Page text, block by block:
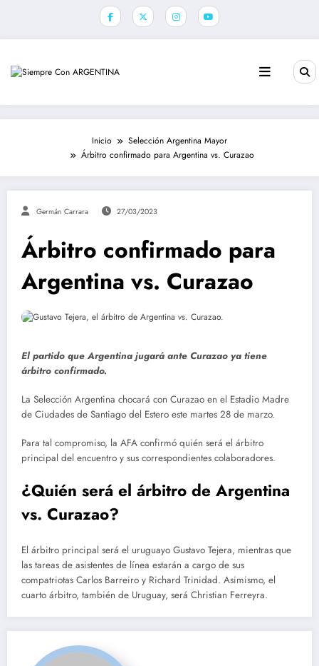
Inicio
Selección Argentina Mayor
Árbitro confirmado para Argentina vs. Curazao
Germán Carrara 27/03/2023
Árbitro confirmado para
Argentina vs. Curazao
El partido que Argentina jugará ante Curazao ya tiene
árbitro confirmado.
La Selección Argentina chocará con Curazao en el Estadio Madre
de Ciudades de Santiago del Estero este martes 28 de marzo.
Para tal compromiso, la AFA confirmó quién será el árbitro
principal del encuentro y sus correspondientes colaboradores.
¿Quién será el árbitro de Argentina
vs. Curazao?
El árbitro principal será el uruguayo Gustavo Tejera, mientras que
las tareas de asistentes de línea estarán a cargo de sus
compatriotas Carlos Barreiro y Richard Trinidad. Asimismo, el
cuarto árbitro, también de Uruguay, será Christian Ferreyra.